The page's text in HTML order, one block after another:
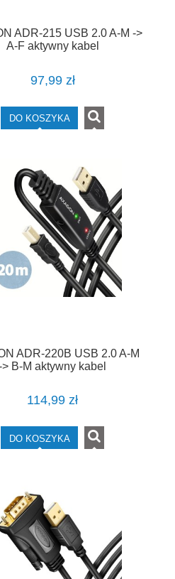
ADR-215 USB 2.0 A-M ->
A-F aktywny kabel
97,99 zł
DO KOSZYKA
ADR-220B USB 2.0 A-M
> B-M aktywny kabel
114,99 zł
DO KOSZYKA